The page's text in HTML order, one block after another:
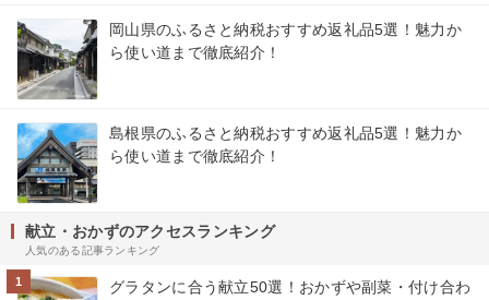
岡山県のふるさと納税おすすめ返礼品5選！魅力か
ら使い道まで徹底紹介！
島根県のふるさと納税おすすめ返礼品5選！魅力か
ら使い道まで徹底紹介！
献立・おかずのアクセスランキング
人気のある記事ランキング
1
グラタンに合う献立50選！おかずや副菜・付け合わ